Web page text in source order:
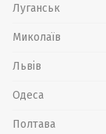
Луганськ
Миколаїв
Львів
Одеса
Полтава